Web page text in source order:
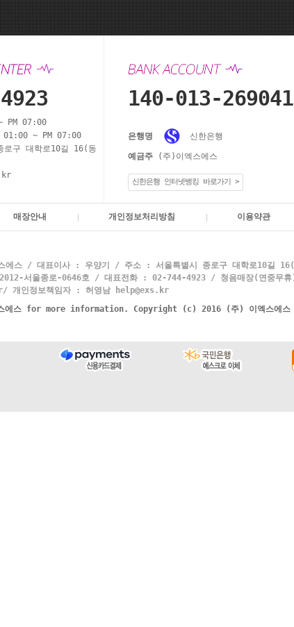
PM 07:00
01:00 ~ PM 07:00
구 대학로10길 16(동
140-013-269041
은행명 신한은행
예금주 (주)이엑스에스
신한은행 인터넷뱅킹 바로가기 >
매장안내 개인정보처리방침 이용약관
스 / 대표이사 : 우양기 / 주소 : 서울특별시 종로구 대학로10길
2012-서울종로-0646호 / 대표전화 : 02-744-4923 / 청음매장(연중
개인정보책임자 : 허영남 help@exs.kr
에스 for more information. Copyright (c) 2016 (주) 이엑스에